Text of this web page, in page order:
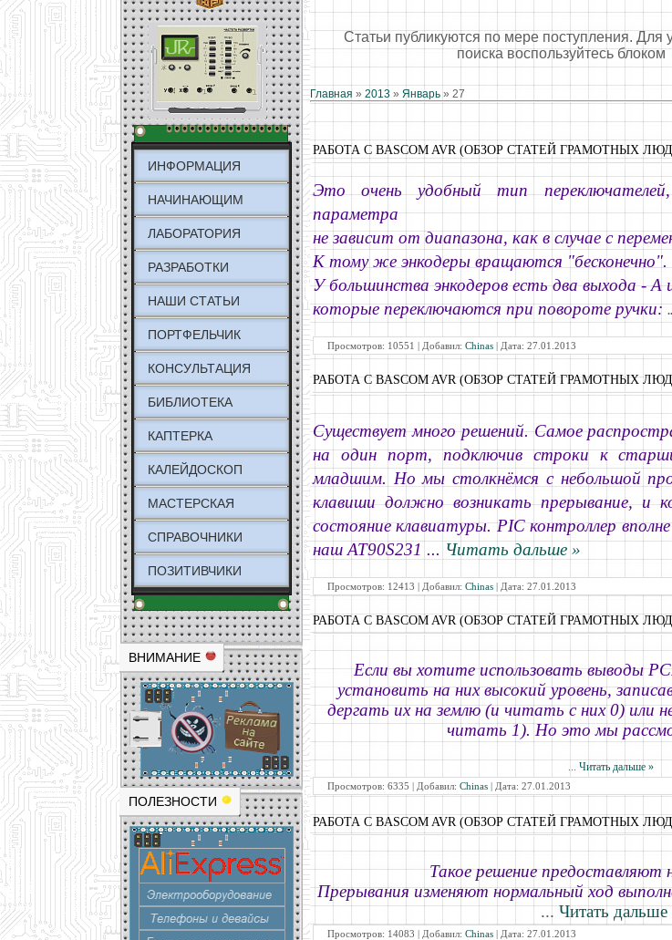
ИНФОРМАЦИЯ
НАЧИНАЮЩИМ
ЛАБОРАТОРИЯ
РАЗРАБОТКИ
НАШИ СТАТЬИ
ПОРТФЕЛЬЧИК
КОНСУЛЬТАЦИЯ
БИБЛИОТЕКА
КАПТЕРКА
КАЛЕЙДОСКОП
МАСТЕРСКАЯ
СПРАВОЧНИКИ
ПОЗИТИВЧИКИ
ВНИМАНИЕ
ПОЛЕЗНОСТИ
Статьи публикуются по мере поступления. Для
поиска воспользуйтесь блоком
Главная » 2013 » Январь » 27
РАБОТА С BASCOM AVR (ОБЗОР СТАТЕЙ ГРАМОТНЫХ
Это очень удобный тип
параметра
не зависит от диапазона, как в случае с
К тому же энкодеры вращаются "бесконечно".
У большинства энкодеров есть два выхода - A
которые переключаются при повороте ручки:
Просмотров: 10551 | Добавил: Chinas | Дата: 27.01.2013
РАБОТА С BASCOM AVR (ОБЗОР СТАТЕЙ ГРАМОТНЫХ
Существует много решений. Самое
на один порт, подключив строки к
младшим. Но мы столкнёмся с небольшой
клавиши должно возникать прерывание, и
состояние клавиатуры. PIC контроллер
наш AT90S231 ... Читать дальше »
Просмотров: 12413 | Добавил: Chinas | Дата: 27.01.2013
РАБОТА С BASCOM AVR (ОБЗОР СТАТЕЙ ГРАМОТНЫХ
Если вы хотите использовать выводы
установить на них высокий уровень,
дергать их на землю (и читать с них 0) или
читать 1). Но это мы
... Читать дальше »
Просмотров: 6335 | Добавил: Chinas | Дата: 27.01.2013
РАБОТА С BASCOM AVR (ОБЗОР СТАТЕЙ ГРАМОТНЫХ
Такое решение предоставляют
Прерывания изменяют нормальный ход
...Читать дальше
Просмотров: 14083 | Добавил: Chinas | Дата: 27.01.2013